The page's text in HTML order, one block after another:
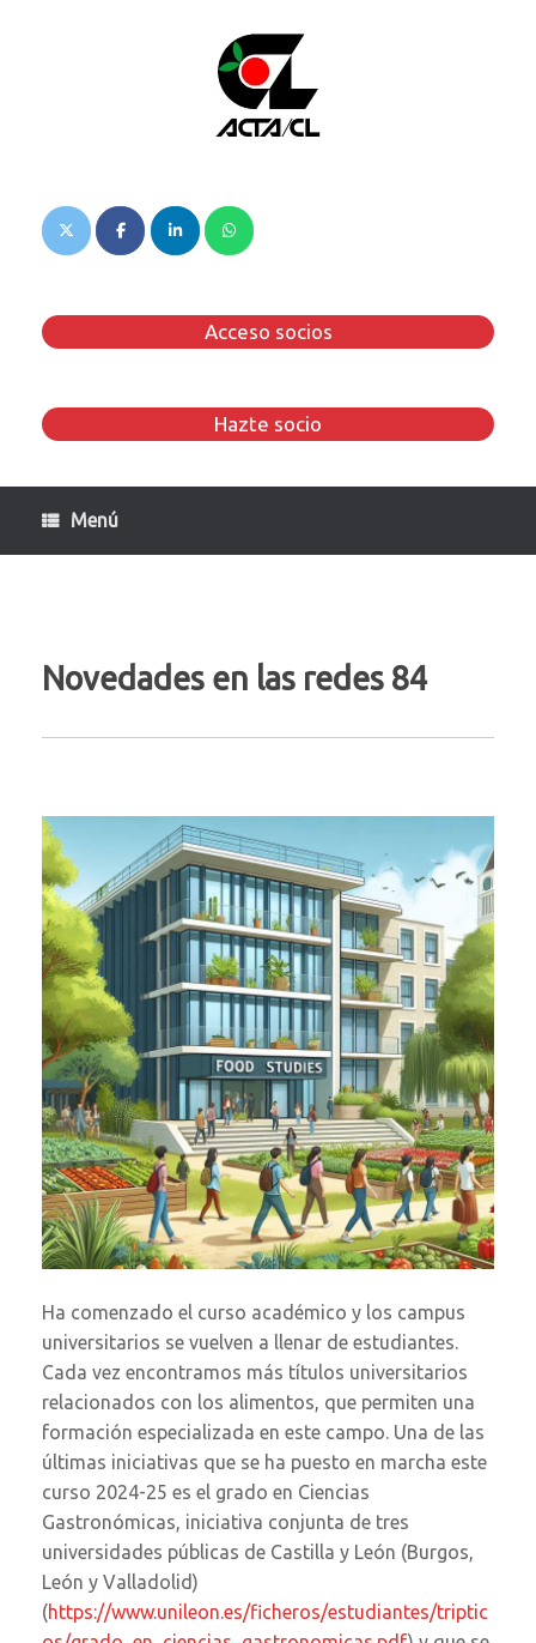
Acceso socios
Hazte socio
Menú
Novedades en las redes 84
Ha comenzado el curso académico y los campus
universitarios se vuelven a llenar de estudiantes.
Cada vez encontramos más títulos universitarios
relacionados con los alimentos, que permiten una
formación especializada en este campo. Una de las
últimas iniciativas que se ha puesto en marcha este
curso 2024-25 es el grado en Ciencias
Gastronómicas, iniciativa conjunta de tres
universidades públicas de Castilla y León (Burgos,
León y Valladolid)
(https://www.unileon.es/ficheros/estudiantes/triptic